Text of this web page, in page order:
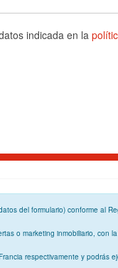
indicada en la
del formulario) conforme al
o marketing inmobiliario, con la
respectivamente y podrás